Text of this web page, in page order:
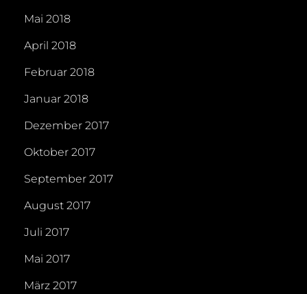
Mai 2018
April 2018
Februar 2018
Januar 2018
Dezember 2017
Oktober 2017
September 2017
August 2017
Juli 2017
Mai 2017
März 2017